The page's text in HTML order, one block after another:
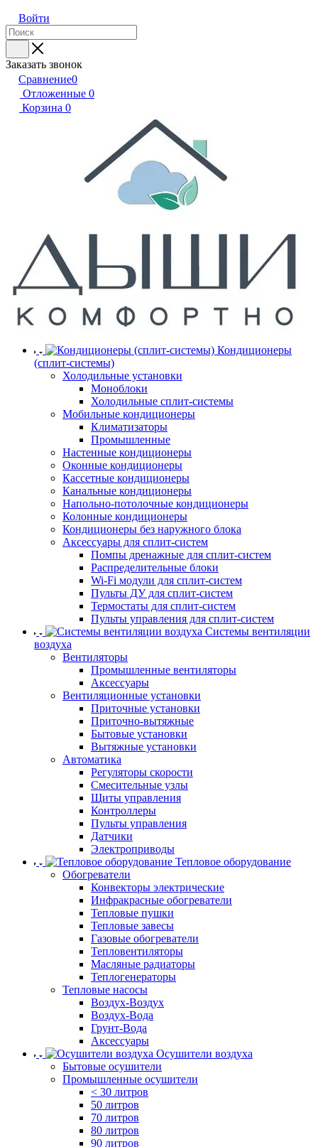
Войти
Заказать звонок
Сравнение0
Отложенные 0
Корзина 0
Кондиционеры
(сплит-системы)
Холодильные установки
Моноблоки
Холодильные сплит-системы
Мобильные кондиционеры
Климатизаторы
Промышленные
Настенные кондиционеры
Оконные кондиционеры
Кассетные кондиционеры
Канальные кондиционеры
Напольно-потолочные кондиционеры
Колонные кондиционеры
Кондиционеры без наружного блока
Аксессуары для сплит-систем
Помпы дренажные для сплит-систем
Распределительные блоки
Wi-Fi модули для сплит-систем
Пульты ДУ для сплит-систем
Термостаты для сплит-систем
Пульты управления для сплит-систем
Системы вентиляции
воздуха
Вентиляторы
Промышленные вентиляторы
Аксессуары
Вентиляционные установки
Приточные установки
Приточно-вытяжные
Бытовые установки
Вытяжные установки
Автоматика
Регуляторы скорости
Смесительные узлы
Щиты управления
Контроллеры
Пульты управления
Датчики
Электроприводы
Тепловое оборудование
Обогреватели
Конвекторы электрические
Инфракрасные обогреватели
Тепловые пушки
Тепловые завесы
Газовые обогреватели
Тепловентиляторы
Масляные радиаторы
Теплогенераторы
Тепловые насосы
Воздух-Воздух
Воздух-Вода
Грунт-Вода
Аксессуары
Осушители воздуха
Бытовые осушители
Промышленные осушители
< 30 литров
50 литров
70 литров
80 литров
90 литров